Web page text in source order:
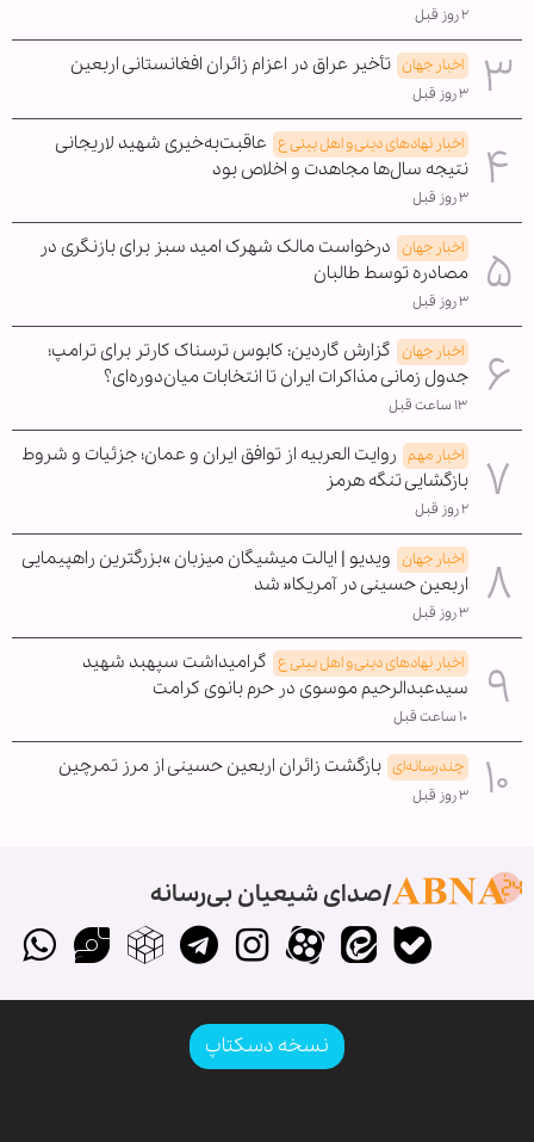
۲ روز قبل
اخبار جهان تأخیر عراق در اعزام زائران افغانستانی اربعین
۳ روز قبل
اخبار نهادهای دینی و اهل بیتی ع عاقبت‌به‌خیری شهید لاریجانی
نتیجه سال‌ها مجاهدت و اخلاص بود
۳ روز قبل
اخبار جهان درخواست مالک شهرک امید سبز برای بازنگری در
مصادره توسط طالبان
۳ روز قبل
اخبار جهان گزارش گاردین: کابوس ترسناک کارتر برای ترامپ؛
جدول زمانی مذاکرات ایران تا انتخابات میان‌دوره‌ای؟
۱۳ ساعت قبل
اخبار مهم روایت العربیه از توافق ایران و عمان؛ جزئیات و شروط
بازگشایی تنگه هرمز
۲ روز قبل
اخبار جهان ویدیو | ایالت میشیگان میزبان »بزرگترین راهپیمایی
اربعین حسینی در آمریکا« شد
۳ روز قبل
اخبار نهادهای دینی و اهل بیتی ع گرامیداشت سپهبد شهید
سیدعبدالرحیم موسوی در حرم بانوی کرامت
۱۰ ساعت قبل
چندرسانه‌ای بازگشت زائران اربعین حسینی از مرز تمرچین
۳ روز قبل
صدای شیعیان بی‌رسانه
نسخه دسکتاپ